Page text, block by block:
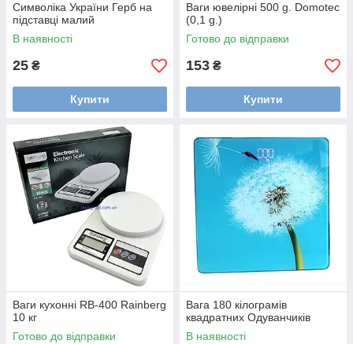
Символіка України Герб на
підставці малий
В наявності
25 ₴
Купити
Ваги ювелірні 500 g. Domotec
(0,1 g.)
Готово до відправки
153 ₴
Купити
Ваги кухонні RB-400 Rainberg
10 кг
Готово до відправки
Вага 180 кілограмів
квадратних Одуванчиків
В наявності